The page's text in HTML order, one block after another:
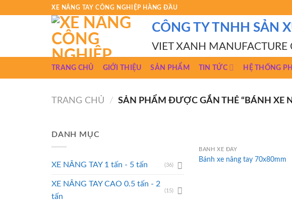
XE NÂNG TAY CÔNG NGHIỆP HÀNG ĐẦU
CÔNG TY TNHH SẢN
VIET XANH
TRANG CHỦ GIỚI THIỆU SẢN PHẨM TIN TỨC HỆ THỐNG
TRANG CHỦ / SẢN PHẨM ĐƯỢC GẮN THẺ “BÁNH XE
DANH MỤC
XE NÂNG TAY 1 tấn - 5 tấn (36)
XE NÂNG TAY CAO 0.5 tấn - 2
tấn
(15)
BÁNH XE ĐẨY
Bánh xe nâng tay 70x80mm